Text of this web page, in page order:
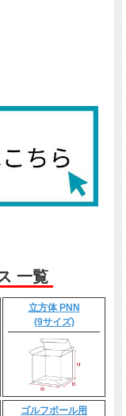
一覧
立方体 PNN
(9サイズ)
ゴルフボール用